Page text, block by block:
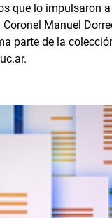
que lo impulsaron
Manuel
parte de la